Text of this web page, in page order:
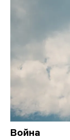
Война